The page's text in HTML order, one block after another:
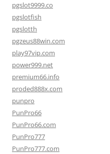
pgslot9999.co
pgslotfish
pgslotth
pgzeus88win.com
play97vip.com
power999.net
premium66.info
proded888x.com
punpro
PunPro66
PunPro66.com
PunPro777
PunPro777.com